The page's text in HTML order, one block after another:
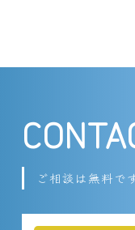
ご相談は無料で